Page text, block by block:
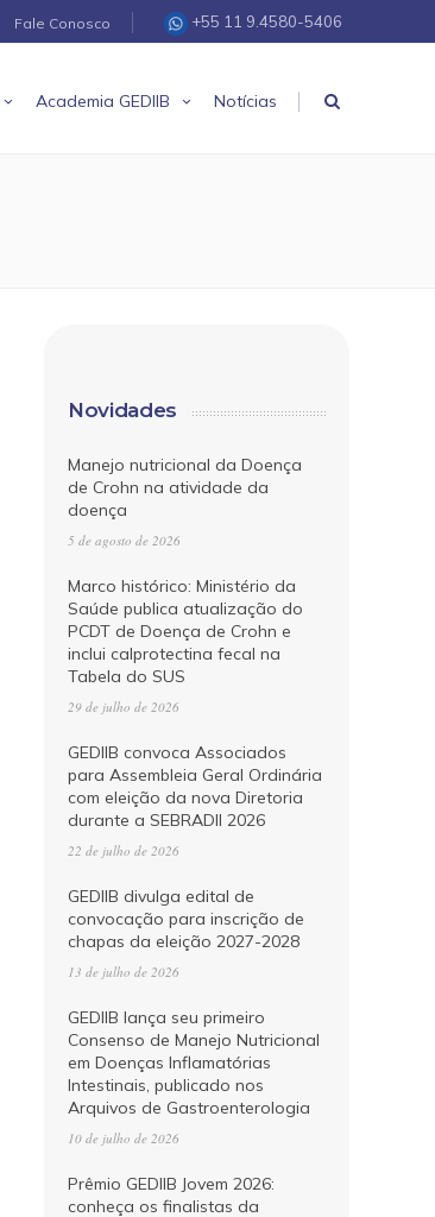
+55 11 9.4580-5406
Fale Conosco
Academia GEDIIB Notícias |
Novidades
Manejo nutricional da Doença
de Crohn na atividade da
doença
5 de agosto de 2026
Marco histórico: Ministério da
Saúde publica atualização do
PCDT de Doença de Crohn e
inclui calprotectina fecal na
Tabela do SUS
29 de julho de 2026
GEDIIB convoca Associados
para Assembleia Geral Ordinária
com eleição da nova Diretoria
durante a SEBRADII 2026
22 de julho de 2026
GEDIIB divulga edital de
convocação para inscrição de
chapas da eleição 2027-2028
13 de julho de 2026
GEDIIB lança seu primeiro
Consenso de Manejo Nutricional
em Doenças Inflamatórias
Intestinais, publicado nos
Arquivos de Gastroenterologia
10 de julho de 2026
Prêmio GEDIIB Jovem 2026:
conheça os finalistas da